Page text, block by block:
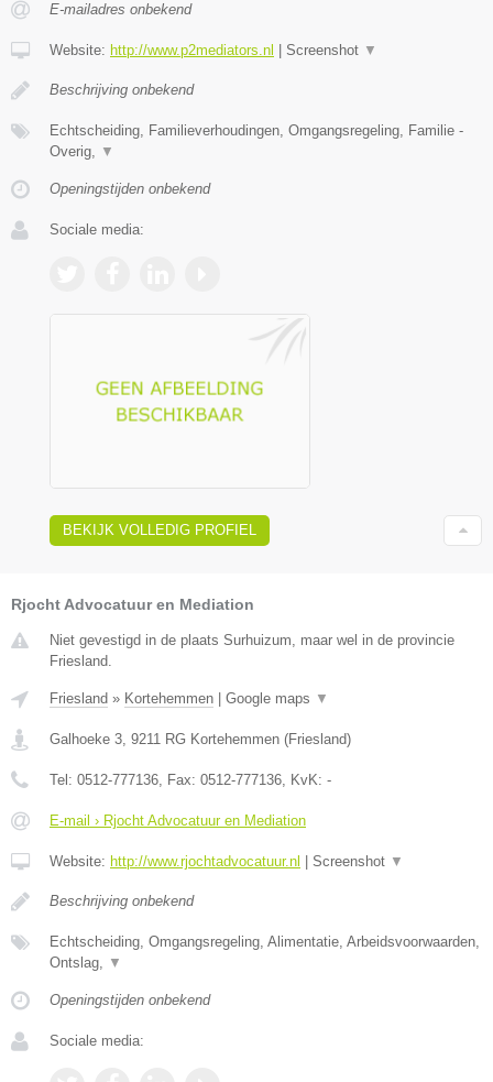
E-mailadres onbekend
Website: http://www.p2mediators.nl Screenshot ▼
Beschrijving onbekend
Echtscheiding, Familieverhoudingen, Omgangsregeling, Familie -
Overig, ▼
Openingstijden onbekend
Sociale media:
BEKIJK VOLLEDIG PROFIEL
Rjocht Advocatuur en Mediation
Niet gevestigd in de plaats Surhuizum, maar wel in de provincie
Friesland.
Friesland » Kortehemmen Google maps ▼
Galhoeke 3 9211 RG Kortehemmen (Friesland)
Tel: 0512-777136 , Fax: 0512-777136 , KvK: -
E-mail › Rjocht Advocatuur en Mediation
Website: http://www.rjochtadvocatuur.nl Screenshot ▼
Beschrijving onbekend
Echtscheiding, Omgangsregeling, Alimentatie, Arbeidsvoorwaarden,
Ontslag,
▼
Openingstijden onbekend
Sociale media: